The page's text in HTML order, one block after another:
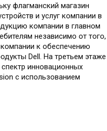
флагманский магазин
и услуг компании в
компании в главном
независимо от того,
к обеспечению
Dell. На третьем этаже
инновационных
с использованием